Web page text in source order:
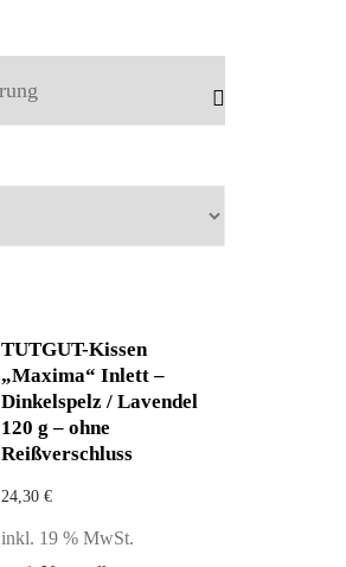
TUTGUT-Kissen
„Maxima“ Inlett –
Dinkelspelz / Lavendel
120 g – ohne
Reißverschluss
24,30 €
inkl. 19 % MwSt.